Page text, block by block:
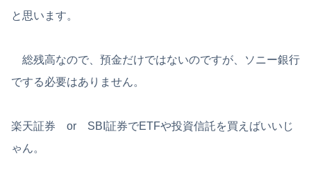
と思います。
総残高なので、預金だけではないのですが、ソニー銀行
でする必要はありません。
楽天証券 or SBI証券でETFや投資信託を買えばいいじ
ゃん。